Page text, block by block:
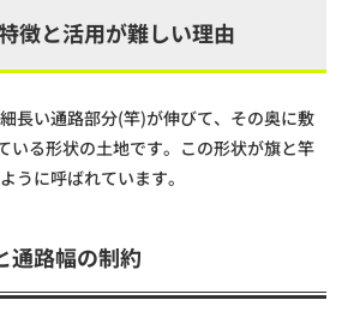
徴と活用が難しい理由
長い通路部分(竿)が伸びて、その奥に敷
いる形状の土地です。この形状が旗と竿
うに呼ばれています。
通路幅の制約